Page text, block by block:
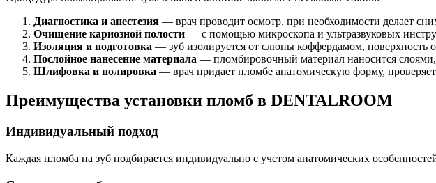
Диагностика и анестезия — врач проводит осмотр, при необходимости делает
Очищение кариозной полости — с помощью микроскопа и ультразвуковых
Изоляция и подготовка — зуб изолируется от слюны коффердамом, поверхность
Послойное нанесение материала — пломбировочный материал наносится
Шлифовка и полировка — врач придает пломбе анатомическую форму,
Преимущества установки пломб в DENTALROOM
Индивидуальный подход
Каждая пломба на зуб подбирается индивидуально с учетом анатомических